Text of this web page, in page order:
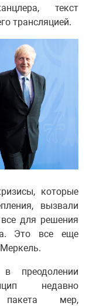
текст
трансляцией.
которые
вызвали
для решения
Это все еще
преодолении
недавно
пакета мер,